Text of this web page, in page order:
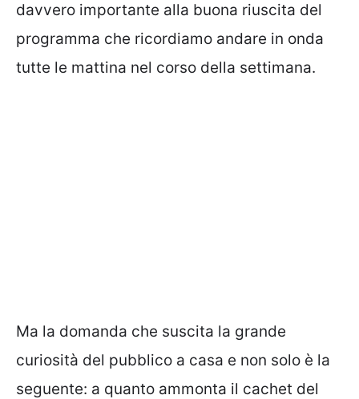
davvero importante alla buona riuscita del
programma che ricordiamo andare in onda
tutte le mattina nel corso della settimana.
Ma la domanda che suscita la grande
curiosità del pubblico a casa e non solo è la
seguente: a quanto ammonta il cachet del